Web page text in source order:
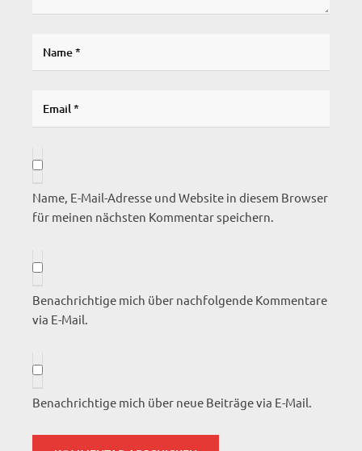
Name, E-Mail-Adresse und Website in diesem Browser
für meinen nächsten Kommentar speichern.
Benachrichtige mich über nachfolgende Kommentare
via E-Mail.
Benachrichtige mich über neue Beiträge via E-Mail.